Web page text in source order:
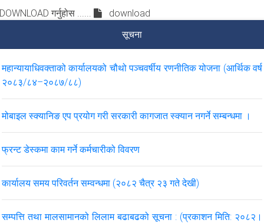
DOWNLOAD गर्नुहोस ......
download
सूचना
महान्यायाधिवक्ताको कार्यालयको चौथो पञ्चवर्षीय रणनीतिक योजना (आर्थिक वर्ष
२०८३/८४–२०८७/८८)
मोबाइल स्क्यानिङ एप प्रयोग गरी सरकारी कागजात स्क्यान नगर्ने सम्बन्धमा ।
फ्रन्ट डेस्कमा काम गर्ने कर्मचारीको विवरण
कार्यालय समय परिवर्तन सम्वन्धमा (२०८२ चैत्र २३ गते देखी)
सम्पत्ति तथा मालसामानको लिलाम बढाबढको सूचना : (प्रकाशन मिति: २०८२।